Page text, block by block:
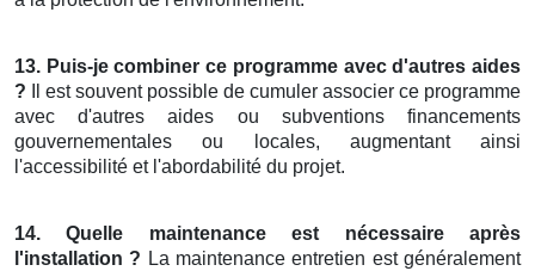
13. Puis-je combiner ce programme avec d'autres aides
? Il est souvent possible de cumuler associer ce programme
avec d'autres aides ou subventions financements
gouvernementales ou locales, augmentant ainsi
l'accessibilité et l'abordabilité du projet.
14. Quelle maintenance est nécessaire après
l'installation ? La maintenance entretien est généralement